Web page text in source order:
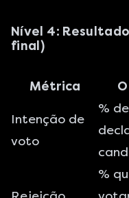
Nível 4:
final)
Métrica
Intenção de
voto
%
%